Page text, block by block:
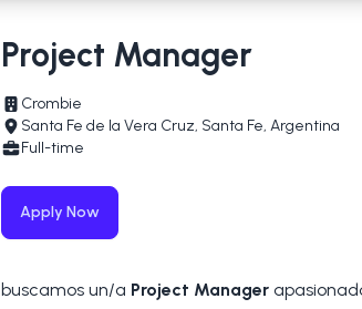
Project Manager
Crombie
Santa Fe de la Vera Cruz, Santa Fe, Argentina
Full-time
Apply Now
buscamos un/a Project Manager